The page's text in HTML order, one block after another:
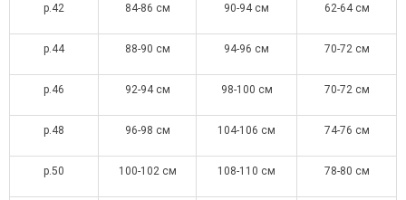
р.42 84-86 см 90-94 см 62-64 см
р.44 88-90 см 94-96 см 70-72 см
р.46 92-94 см 98-100 см 70-72 см
р.48 96-98 см 104-106 см 74-76 см
р.50 100-102 см 108-110 см 78-80 см